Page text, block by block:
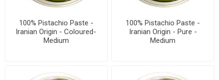
100% Pistachio Paste -
Iranian Origin - Coloured-
Medium
100% Pistachio Paste -
Iranian Origin - Pure -
Medium